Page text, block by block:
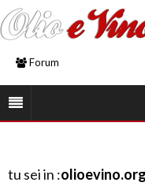
Forum
tu sei in :olioevino.org